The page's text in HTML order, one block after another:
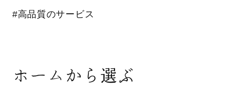
#高品質のサービス
ホームから選ぶ